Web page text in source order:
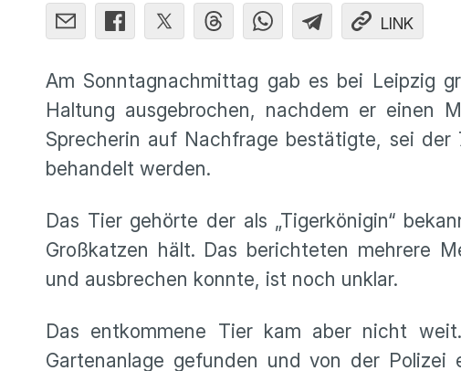
LINK
Am Sonntagnachmittag gab es bei Leipzig
Haltung ausgebrochen, nachdem er einen
Sprecherin auf Nachfrage bestätigte, sei
behandelt werden.
Das Tier gehörte der als „Tigerkönigin“
Großkatzen hält. Das berichteten mehrere
und ausbrechen konnte, ist noch unklar.
Das entkommene Tier kam aber nicht
Gartenanlage gefunden und von der Polizei